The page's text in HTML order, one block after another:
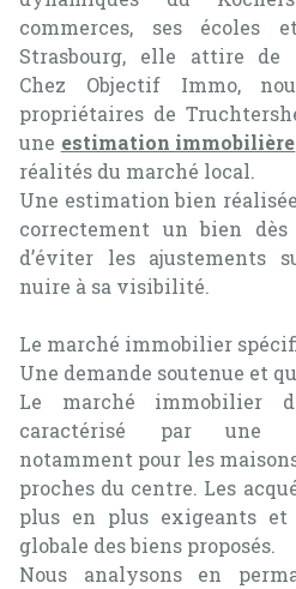
alerte
e-
mail
contact
commerces, ses écoles
Strasbourg, elle attire de
Chez Objectif Immo,
propriétaires de
une estimation immobilière
réalités du marché local.
Une estimation bien
correctement un bien
d’éviter les ajustements
nuire à sa visibilité.
Le marché immobilier
Une demande soutenue et
Le marché immobilier
caractérisé par une
notamment pour les
proches du centre. Les
plus en plus exigeants
globale des biens proposés.
Nous analysons en